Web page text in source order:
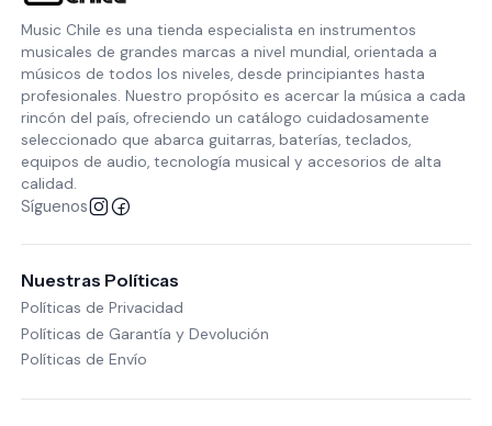
Music Chile es una tienda especialista en instrumentos
musicales de grandes marcas a nivel mundial, orientada a
músicos de todos los niveles, desde principiantes hasta
profesionales. Nuestro propósito es acercar la música a cada
rincón del país, ofreciendo un catálogo cuidadosamente
seleccionado que abarca guitarras, baterías, teclados,
equipos de audio, tecnología musical y accesorios de alta
calidad.
Síguenos
Nuestras Políticas
Políticas de Privacidad
Políticas de Garantía y Devolución
Políticas de Envío